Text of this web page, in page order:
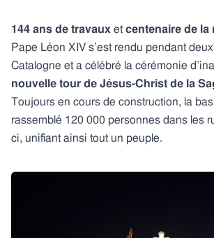
144 ans de travaux etcentenaire de la
Pape Léon XIV s’est rendu pendant
Catalogne et a célébré la cérémonie
nouvelle tour de Jésus-Christ de la
Toujours en cours de construction, la
rassemblé 120 000 personnes dans les
ci, unifiant ainsi tout un peuple.